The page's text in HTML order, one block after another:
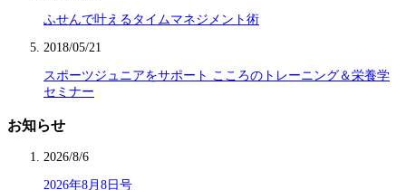
ふせんで叶えるタイムマネジメント術
2018/05/21
スポーツジュニアをサポート こころのトレーニング＆栄養学
セミナー
お知らせ
2026/8/6
2026年8月8日号